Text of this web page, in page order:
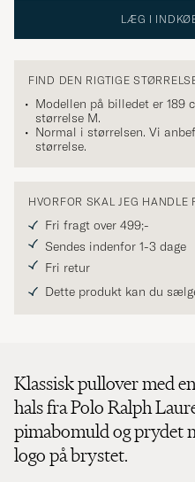
LÆG I
FIND DEN RIGTIGE
Modellen på billedet er 189
størrelse M.
Normal i størrelsen. Vi
størrelse.
HVORFOR SKAL JEG HANDLE
Fri fragt over 499;-
Sendes indenfor 1-3 dage
Fri retur
Dette produkt kan du
Klassisk pullover med
hals fra Polo Ralph
pimabomuld og prydet
logo på brystet.